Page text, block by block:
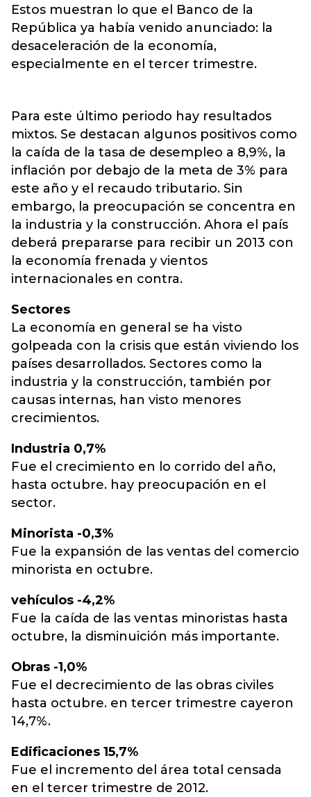
Estos muestran lo que el Banco de la
República ya había venido anunciado: la
desaceleración de la economía,
especialmente en el tercer trimestre.
Para este último periodo hay resultados
mixtos. Se destacan algunos positivos como
la caída de la tasa de desempleo a 8,9%, la
inflación por debajo de la meta de 3% para
este año y el recaudo tributario. Sin
embargo, la preocupación se concentra en
la industria y la construcción. Ahora el país
deberá prepararse para recibir un 2013 con
la economía frenada y vientos
internacionales en contra.
Sectores
La economía en general se ha visto
golpeada con la crisis que están viviendo los
países desarrollados. Sectores como la
industria y la construcción, también por
causas internas, han visto menores
crecimientos.
Industria 0,7%
Fue el crecimiento en lo corrido del año,
hasta octubre. hay preocupación en el
sector.
Minorista -0,3%
Fue la expansión de las ventas del comercio
minorista en octubre.
vehículos -4,2%
Fue la caída de las ventas minoristas hasta
octubre, la disminuición más importante.
Obras -1,0%
Fue el decrecimiento de las obras civiles
hasta octubre. en tercer trimestre cayeron
14,7%.
Edificaciones 15,7%
Fue el incremento del área total censada
en el tercer trimestre de 2012.